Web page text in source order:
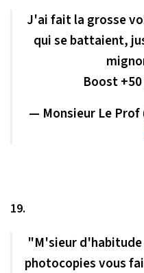
J'ai fait la grosse
qui se battaient,
Boost
— Monsieur Le
19.
"M'sieur
photocopies vous